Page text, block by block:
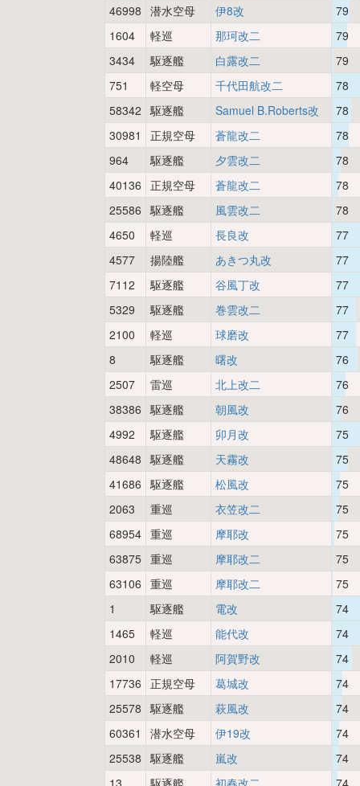
46998 潜水空母 伊8改
79
1604
軽巡 那珂改二
79
3434
駆逐艦 白露改二
79
751
軽空母 千代田航改二
78
58342 駆逐艦 Samuel B.Roberts改
78
30981
正規空母 蒼龍改二
78
964
駆逐艦 夕雲改二
78
40136 正規空母 蒼龍改二
78
25586 駆逐艦 風雲改二
78
4650
軽巡 長良改
77
4577
揚陸艦 あきつ丸改
77
7112
駆逐艦 谷風丁改
77
5329
駆逐艦 巻雲改二
77
2100
軽巡 球磨改
77
8
駆逐艦 曙改
76
2507
雷巡 北上改二
76
38386 駆逐艦 朝風改
76
4992
駆逐艦 卯月改
75
48648 駆逐艦 天霧改
75
41686 駆逐艦 松風改
75
2063
重巡 衣笠改二
75
68954 重巡 摩耶改
75
63875 重巡 摩耶改二
75
63106 重巡 摩耶改二
75
1
駆逐艦 電改
74
1465
軽巡 能代改
74
2010
軽巡 阿賀野改
74
17736 正規空母 葛城改
74
25578 駆逐艦 萩風改
74
60361
潜水空母 伊19改
74
25538 駆逐艦 嵐改
74
13
駆逐艦 初春改二 74